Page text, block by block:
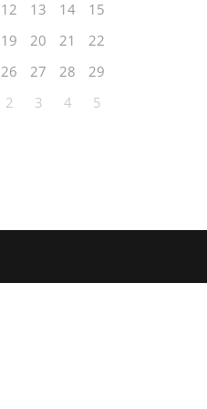
12 13 14
15
19 20 21
22
26 27 28
29
2 3 4 5